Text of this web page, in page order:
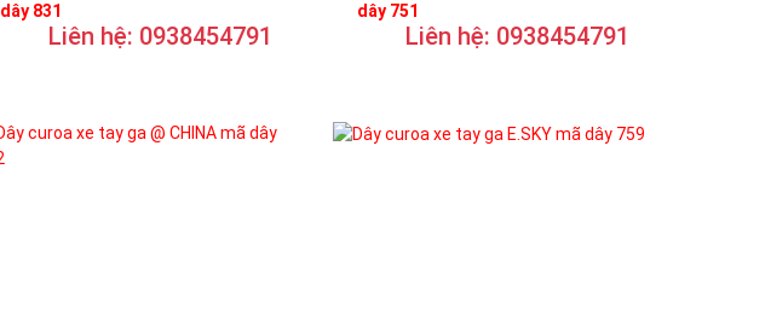
dây 831
Liên hệ: 0938454791
dây 751
Liên hệ: 0938454791